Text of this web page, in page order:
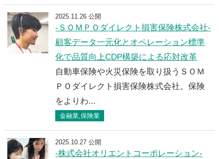
2025.11.26 公開
-ＳＯＭＰＯダイレクト損害保険株式会社-
顧客データ一元化とオペレーション標準
化で品質向上CDP構築による応対改革
自動車保険や火災保険を取り扱うＳＯＭ
ＰＯダイレクト損害保険株式会社。保険
をよりわ...
金融業,保険業
2025.10.27 公開
-株式会社オリエントコーポレーション-